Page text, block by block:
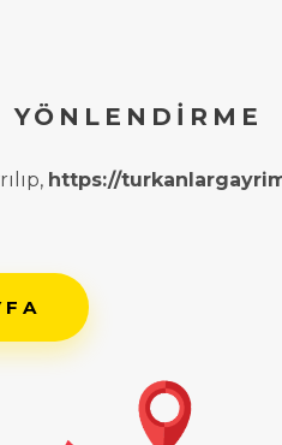
https://